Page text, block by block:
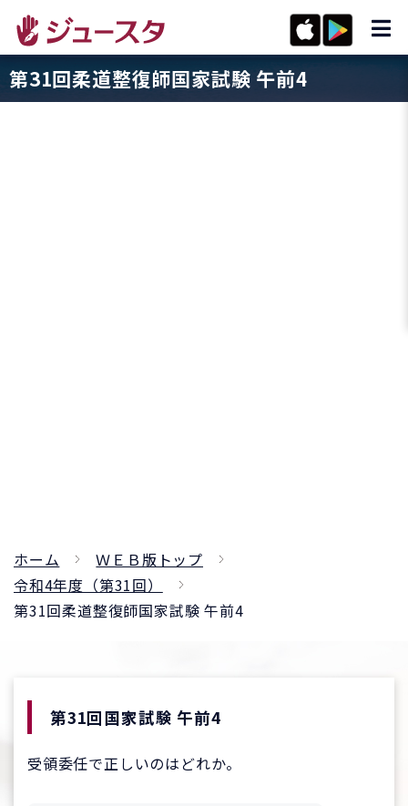
第31回柔道整復師国家試験 午前4
ホーム
ＷＥＢ版トップ
令和4年度（第31回）
第31回柔道整復師国家試験 午前4
第31回国家試験 午前4
受領委任で正しいのはどれか。